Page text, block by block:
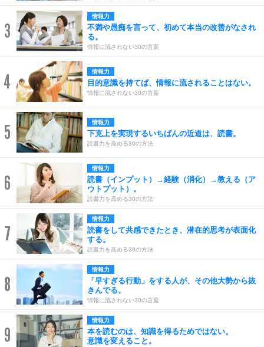
3
情報力
不満や愚痴を言って、初めて本当の改善がなされ
る。
情報に流されない30の言葉
4 情報力
目的意識を持てば、情報に流されることはない。
情報に流されない30の言葉
5 情報力
下克上を実現するいちばんの近道は、読書。
読書力を高める30の方法
6
情報力
読書（インプット）→経験（消化）→教える（ア
ウトプット）。
読書力を高める30の方法
7
情報力
読書をして共感できたとき、潜在的思考が表面化
する。
読書力を高める30の方法
8
情報力
「早すぎる行動」をする人が、その他大勢から抜
きんでる。
情報に流されない30の言葉
9
情報力
本を読むのは、知識を得るためではない。
意識を変えること。